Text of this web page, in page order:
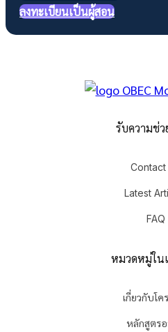
ลงทะเบียนเป็นผู้สอน
รับความช่ว
Contact
Latest
FAQ
หมวดหมู่ใน
เกี่ยวกับโค
หลักสูตร